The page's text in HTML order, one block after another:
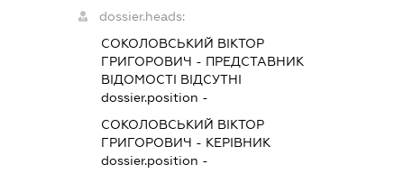
dossier.heads:
СОКОЛОВСЬКИЙ ВІКТОР
ГРИГОРОВИЧ - ПРЕДСТАВНИК
ВІДОМОСТІ ВІДСУТНІ
dossier.position -
СОКОЛОВСЬКИЙ ВІКТОР
ГРИГОРОВИЧ - КЕРІВНИК
dossier.position -